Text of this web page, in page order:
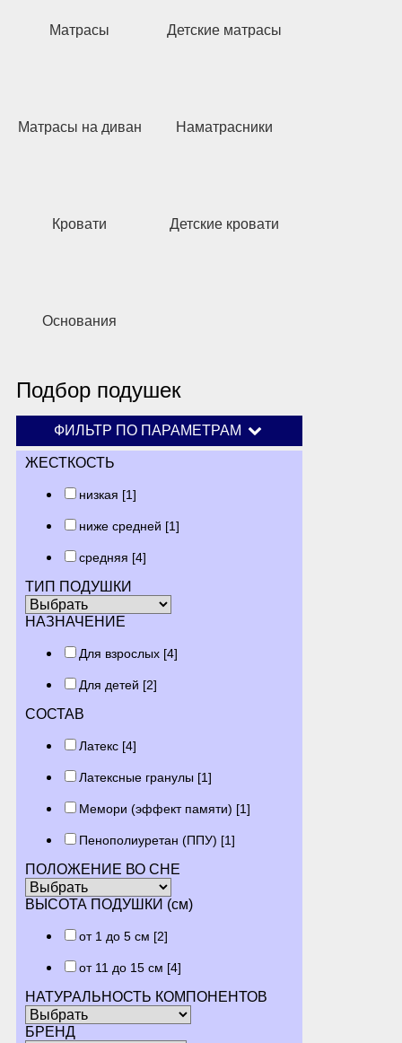
Матрасы Детские матрасы
Матрасы на диван Наматрасники
Кровати Детские кровати
Основания
Подбор подушек
ФИЛЬТР ПО ПАРАМЕТРАМ
ЖЕСТКОСТЬ
низкая [1]
ниже средней [1]
средняя [4]
ТИП ПОДУШКИ
НАЗНАЧЕНИЕ
Для взрослых [4]
Для детей [2]
СОСТАВ
Латекс [4]
Латексные гранулы [1]
Мемори (эффект памяти) [1]
Пенополиуретан (ППУ) [1]
ПОЛОЖЕНИЕ ВО СНЕ
ВЫСОТА ПОДУШКИ (см)
от 1 до 5 см [2]
от 11 до 15 см [4]
НАТУРАЛЬНОСТЬ КОМПОНЕНТОВ
БРЕНД